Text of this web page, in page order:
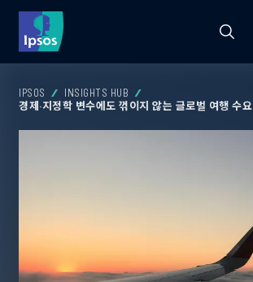
IPSOS
INSIGHTS HUB
경제·지정학 변수에도 꺾이지 않는 글로벌 여행 수요